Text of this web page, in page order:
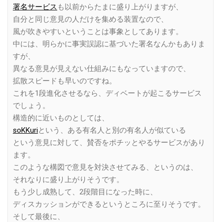
署名サービス も以前からたまに盛り上がりますが、
自分と同じ意見の人だけを集める装置なので、
風が吹きやすいということは事象としてあります。
中には、明らかに事実誤認に基づいた署名なんかもありま
すが、
異なる意見が見えない仕組みにもなっていますので、
拡散スピードも早いのですね。
これを1段進化させるなら、ディベートが起こるサービス
でしょう。
構造的に近いものとしては、
soKKuriという、ある有名人と別の有名人が似ている
という意見に対して、賛否をポチッとやるサービスがあり
ます。
このような構図で意見を対決させてみる、というのは、
それなりに盛り上がりそうです。
もう少し成熟して、2段階目になった時に、
ディスカッションができるというところに至りそうです。
そして最後に、